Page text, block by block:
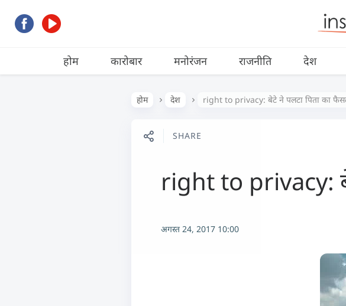
होम कारोबार मनोरंजन राजनीति देश
होम देश right to privacy: बेटे ने पलटा पिता का
SHARE
right to privacy:
अगस्त 24, 2017 10:00